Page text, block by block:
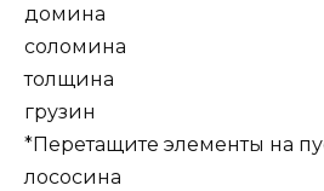
домина
соломина
толщина
грузин
*Перетащите элементы на
лососина